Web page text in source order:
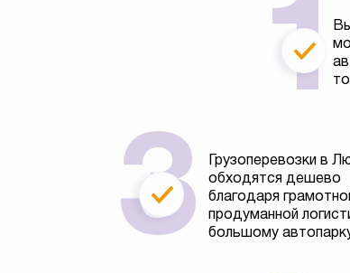
Грузоперевозки в
обходятся дешево
благодаря
продуманной
большому